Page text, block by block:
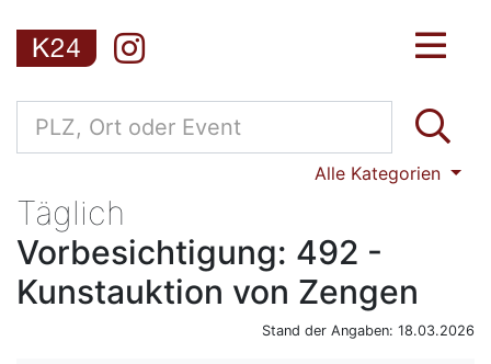
Alle Kategorien
Täglich
Vorbesichtigung: 492 -
Kunstauktion von Zengen
Stand der Angaben: 18.03.2026